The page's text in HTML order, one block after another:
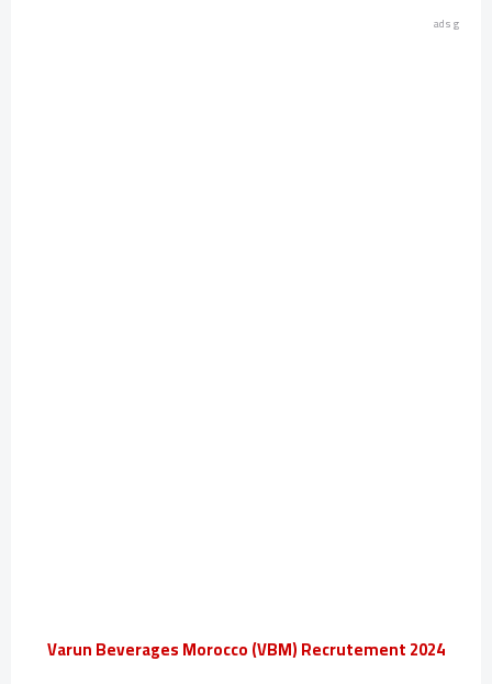
ads g
Varun Beverages Morocco (VBM) Recrutement 2024